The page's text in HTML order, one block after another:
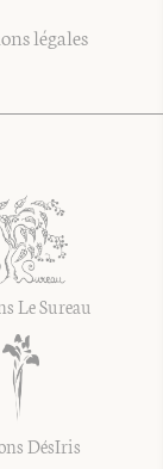
légales
Le Sureau
DésIris